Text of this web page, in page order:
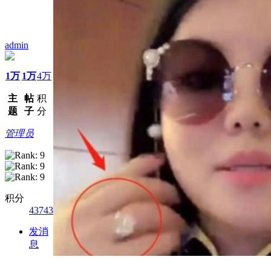
admin
1万
主
题
1万
帖
子
4万
积
分
管理员
积分
43743
发消
息